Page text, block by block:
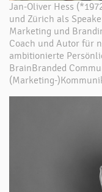
Jan-Oliver Hess
und Zürich als
Marketing und
Coach und Autor für
ambitionierte
BrainBranded
(Marketing-